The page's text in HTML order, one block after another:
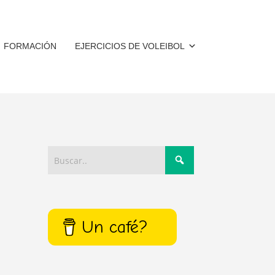
FORMACIÓN EJERCICIOS DE VOLEIBOL
Un café?